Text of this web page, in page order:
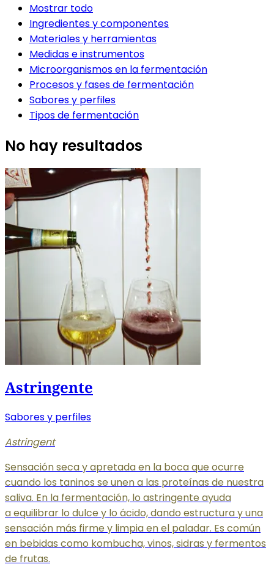
Mostrar todo
Ingredientes y componentes
Materiales y herramientas
Medidas e instrumentos
Microorganismos en la fermentación
Procesos y fases de fermentación
Sabores y perfiles
Tipos de fermentación
No hay resultados
Astringente
Sabores y perfiles
Astringent
Sensación seca y apretada en la boca que ocurre
cuando los taninos se unen a las proteínas de nuestra
saliva. En la fermentación, lo astringente ayuda
a equilibrar lo dulce y lo ácido, dando estructura y una
sensación más firme y limpia en el paladar. Es común
en bebidas como kombucha, vinos, sidras y fermentos
de frutas.